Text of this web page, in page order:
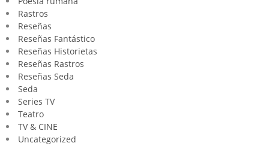
Rastros
Reseñas
Reseñas Fantástico
Reseñas Historietas
Reseñas Rastros
Reseñas Seda
Seda
Series TV
Teatro
TV & CINE
Uncategorized